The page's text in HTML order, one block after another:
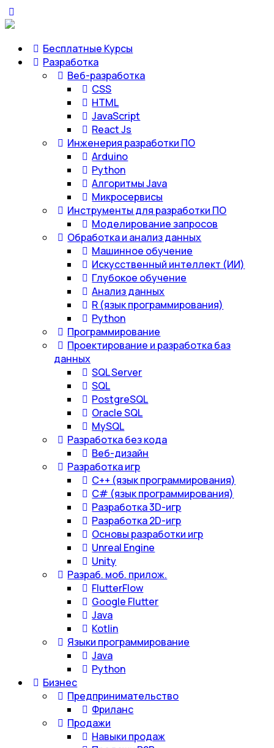
Бесплатные Курсы
Разработка
Веб-разработка
CSS
HTML
JavaScript
React Js
Инженерия разработки ПО
Arduino
Python
Алгоритмы Java
Микросервисы
Инструменты для разработки ПО
Моделирование запросов
Обработка и анализ данных
Машинное обучение
Искусственный интеллект (ИИ)
Глубокое обучение
Анализ данных
R (язык программирования)
Python
Программирование
Проектирование и разработка баз
данных
SQL Server
SQL
PostgreSQL
Oracle SQL
MySQL
Разработка без кода
Веб-дизайн
Разработка игр
С++ (язык программирования)
С# (язык программирования)
Разработка 3D-игр
Разработка 2D-игр
Основы разработки игр
Unreal Engine
Unity
Разраб. моб. прилож.
FlutterFlow
Google Flutter
Java
Kotlin
Языки программирование
Java
Python
Бизнес
Предпринимательство
Фриланс
Продажи
Навыки продаж